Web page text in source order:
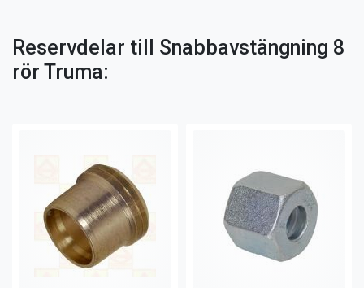
Reservdelar till Snabbavstängning 8
rör Truma: